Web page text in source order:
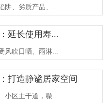
阱、劣质产品、...
延长使用寿...
风吹日晒、雨淋...
打造静谧居家空间
区主干道，噪...